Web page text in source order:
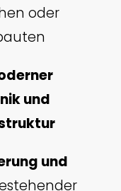
oder
und
und